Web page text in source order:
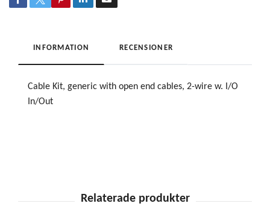
INFORMATION RECENSIONER
Cable Kit, generic with open end cables, 2-wire w. I/O
In/Out